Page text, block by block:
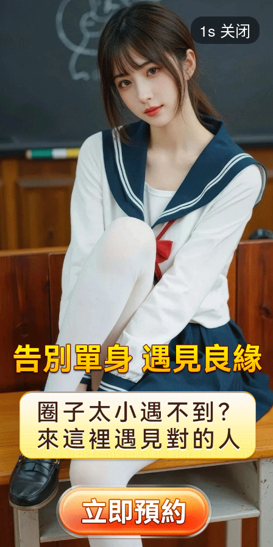
短剧
最热 添加 评分
都市 甜宠 逆袭 玄幻
2025 2024 2023 2022
全部 大陆 香港 台湾 美国 韩国 日本
1s 关闭